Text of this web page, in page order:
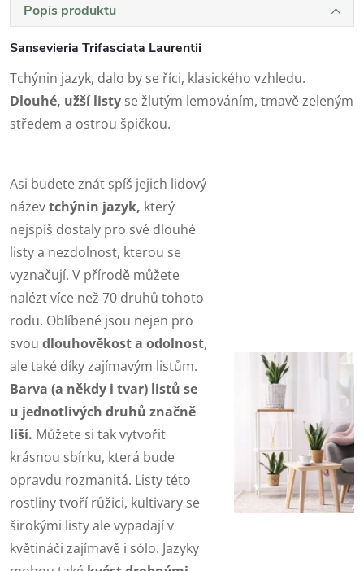
Popis produktu
Sansevieria Trifasciata Laurentii
Tchýnin jazyk, dalo by se říci, klasického vzhledu.
Dlouhé, užší listy se žlutým lemováním, tmavě zeleným
středem a ostrou špičkou.
Asi budete znát spíš jejich lidový
názevtchýnin jazyk, který
nejspíš dostaly pro své dlouhé
listy a nezdolnost, kterou se
vyznačují. V přírodě můžete
nalézt více než 70 druhů tohoto
rodu. Oblíbené jsou nejen pro
svou dlouhověkost a odolnost,
ale také díky zajímavým listům.
Barva (a někdy i tvar) listů se
u jednotlivých druhů značně
liší. Můžete si tak vytvořit
krásnou sbírku, která bude
opravdu rozmanitá. Listy této
rostliny tvoří růžici, kultivary se
širokými listy ale vypadají v
květináči zajímavě i sólo. Jazyky